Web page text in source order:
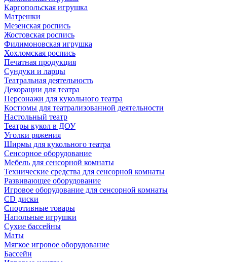
Каргопольская игрушка
Матрешки
Мезенская роспись
Жостовская роспись
Филимоновская игрушка
Хохломская роспись
Печатная продукция
Сундуки и ларцы
Театральная деятельность
Декорации для театра
Персонажи для кукольного театра
Костюмы для театрализованной деятельности
Настольный театр
Театры кукол в ДОУ
Уголки ряжения
Ширмы для кукольного театра
Сенсорное оборудование
Мебель для сенсорной комнаты
Технические средства для сенсорной комнаты
Развивающее оборудование
Игровое оборудование для сенсорной комнаты
CD диски
Спортивные товары
Напольные игрушки
Сухие бассейны
Маты
Мягкое игровое оборудование
Бассейн